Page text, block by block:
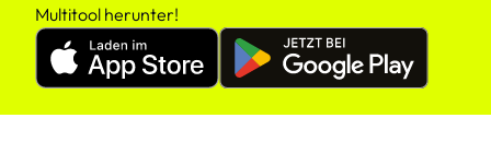
Multitool herunter!
Apple
Google